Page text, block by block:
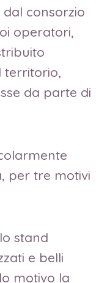
consorzio
operatori,
territorio,
da parte di
per tre motivi
stand
e belli
motivo la